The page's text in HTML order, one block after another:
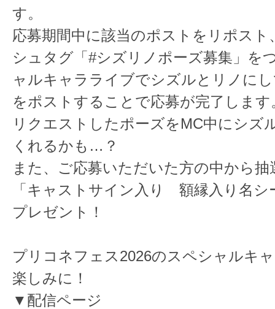
す。
応募期間中に該当のポストをリポス
シュタグ「#シズリノポーズ募集」を
ャルキャラライブでシズルとリノに
をポストすることで応募が完了します
リクエストしたポーズをMC中にシズ
くれるかも…？
また、ご応募いただいた方の中から抽
「キャストサイン入り 額縁入り名シ
プレゼント！
プリコネフェス2026のスペシャルキ
楽しみに！
▼配信ページ